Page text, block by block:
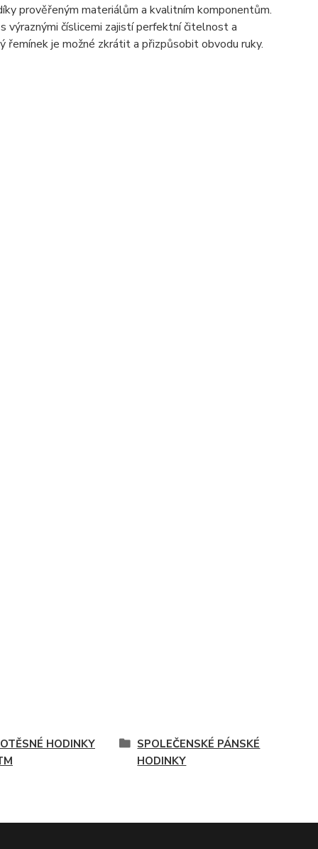
prověřeným materiálům a kvalitním komponentům.
výraznými číslicemi zajistí perfektní čitelnost a
je možné zkrátit a přizpůsobit obvodu ruky.
HODINKY
SPOLEČENSKÉ PÁNSKÉ
HODINKY